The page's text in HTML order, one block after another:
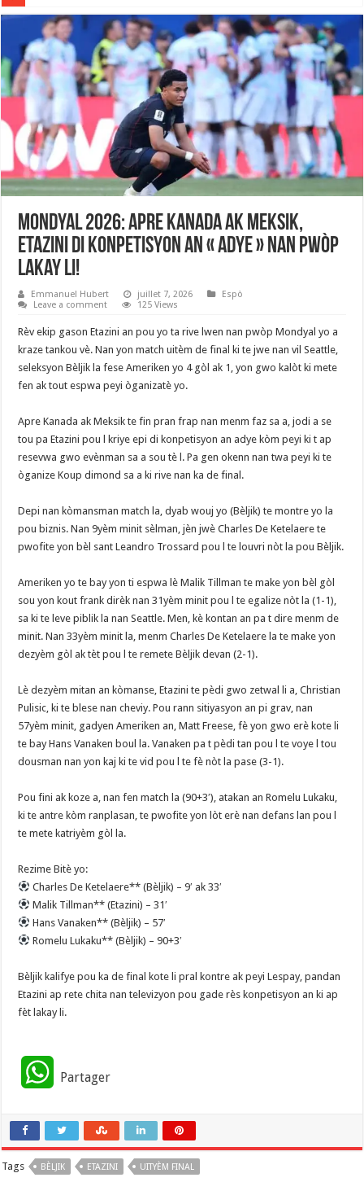
‎Mondyal 2026: Apre Kanada ak Meksik,
Etazini di konpetisyon an « Adye » nan pwòp
lakay li!
Emmanuel Hubert juillet 7, 2026
Espò
Leave a comment
125 Views
Rèv ekip gason Etazini an pou yo ta rive lwen nan pwòp Mondyal yo a
kraze tankou vè. Nan yon match uitèm de final ki te jwe nan vil Seattle,
seleksyon Bèljik la fese Ameriken yo 4 gòl ak 1, yon gwo kalòt ki mete
fen ak tout espwa peyi òganizatè yo.
‎Apre Kanada ak Meksik te fin pran frap nan menm faz sa a, jodi a se
tou pa Etazini pou l kriye epi di konpetisyon an adye kòm peyi ki t ap
resevwa gwo evènman sa a sou tè l. Pa gen okenn nan twa peyi ki te
òganize Koup dimond sa a ki rive nan ka de final.
‎Depi nan kòmansman match la, dyab wouj yo (Bèljik) te montre yo la
pou biznis. Nan 9yèm minit sèlman, jèn jwè Charles De Ketelaere te
pwofite yon bèl sant Leandro Trossard pou l te louvri nòt la pou Bèljik.
‎Ameriken yo te bay yon ti espwa lè Malik Tillman te make yon bèl gòl
sou yon kout frank dirèk nan 31yèm minit pou l te egalize nòt la (1-1),
sa ki te leve piblik la nan Seattle. Men, kè kontan an pa t dire menm de
minit. Nan 33yèm minit la, menm Charles De Ketelaere la te make yon
dezyèm gòl ak tèt pou l te remete Bèljik devan (2-1).
‎Lè dezyèm mitan an kòmanse, Etazini te pèdi gwo zetwal li a, Christian
Pulisic, ki te blese nan cheviy. Pou rann sitiyasyon an pi grav, nan
57yèm minit, gadyen Ameriken an, Matt Freese, fè yon gwo erè kote li
te bay Hans Vanaken boul la. Vanaken pa t pèdi tan pou l te voye l tou
dousman nan yon kaj ki te vid pou l te fè nòt la pase (3-1).
‎Pou fini ak koze a, nan fen match la (90+3′), atakan an Romelu Lukaku,
ki te antre kòm ranplasan, te pwofite yon lòt erè nan defans lan pou l
te mete katriyèm gòl la.
‎Rezime Bitè yo:
Charles De Ketelaere** (Bèljik) – 9′ ak 33′
Malik Tillman** (Etazini) – 31′
Hans Vanaken** (Bèljik) – 57′
Romelu Lukaku** (Bèljik) – 90+3′
‎Bèljik kalifye pou ka de final kote li pral kontre ak peyi Lespay, pandan
Etazini ap rete chita nan televizyon pou gade rès konpetisyon an ki ap
fèt lakay li.
W
a
t
Partager
Tags BÈLJIK ETAZINI UITYÈM FINAL